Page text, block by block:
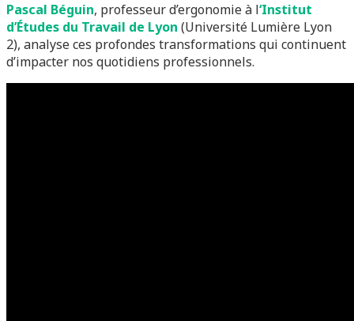
Pascal Béguin, professeur d’ergonomie à l‘Institut
d’Études du Travail de Lyon (Université Lumière Lyon
2), analyse ces profondes transformations qui continuent
d’impacter nos quotidiens professionnels.